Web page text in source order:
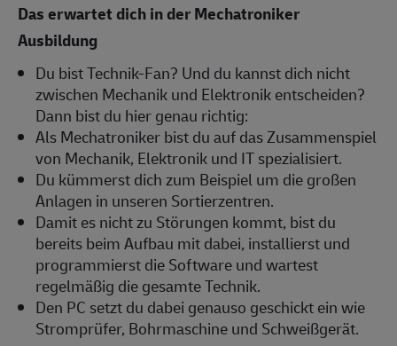
Das erwartet dich in der Mechatroniker
Ausbildung
Du bist Technik-Fan? Und du kannst dich nicht
zwischen Mechanik und Elektronik entscheiden?
Dann bist du hier genau richtig:
Als Mechatroniker bist du auf das Zusammenspiel
von Mechanik, Elektronik und IT spezialisiert.
Du kümmerst dich zum Beispiel um die großen
Anlagen in unseren Sortierzentren.
Damit es nicht zu Störungen kommt, bist du
bereits beim Aufbau mit dabei, installierst und
programmierst die Software und wartest
regelmäßig die gesamte Technik.
Den PC setzt du dabei genauso geschickt ein wie
Stromprüfer, Bohrmaschine und Schweißgerät.